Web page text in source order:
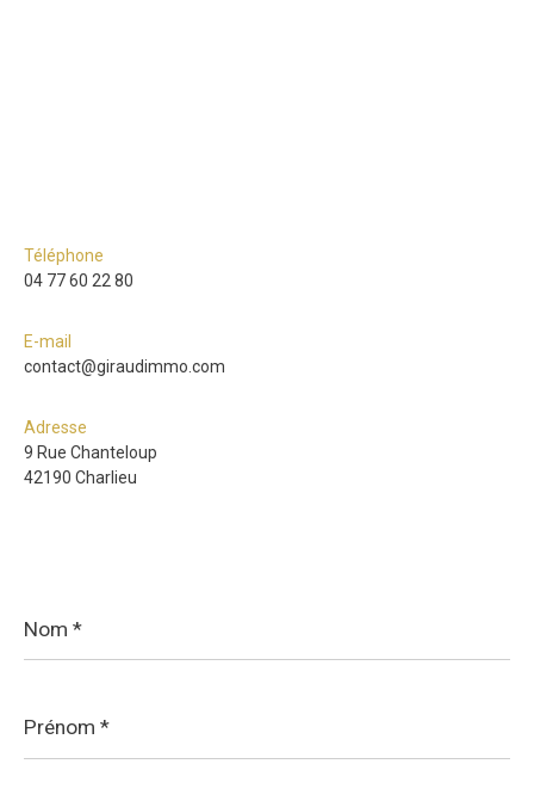
Téléphone
04 77 60 22 80
E-mail
contact@giraudimmo.com
Adresse
9 Rue Chanteloup
42190 Charlieu
*
*